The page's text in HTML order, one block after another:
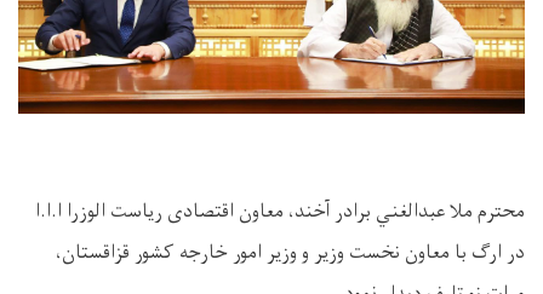
محترم ملا عبدالغني برادر آخند، معاون اقتصادی ریاست‌ الوزرا ا.ا.ا
در ارگ با معاون نخست‌ وزیر و وزیر امور خارجه کشور قزاقستان،